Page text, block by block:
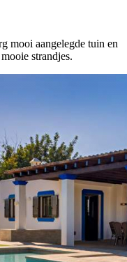
mooi aangelegde tuin en
strandjes.